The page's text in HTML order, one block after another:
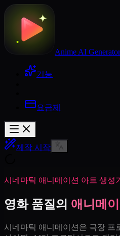
Anime AI Generator
기능
요금제
제작 시작
시네마틱 애니메이션 아트 생성기
영화 품질의 애니메
시네마틱 애니메이션은 극장 프